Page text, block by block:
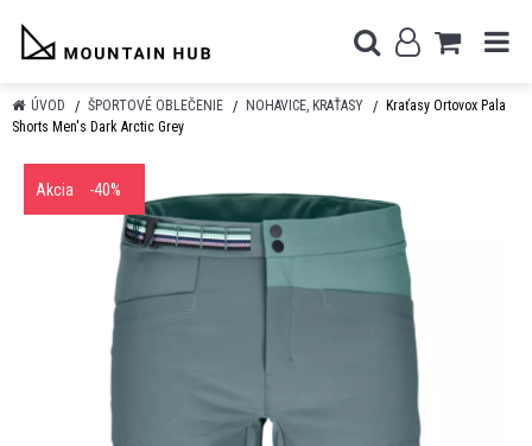
ÚVOD ŠPORTOVÉ OBLEČENIE NOHAVICE, KRAŤASY
Kraťasy Ortovox Pala
Shorts Men's Dark Arctic Grey
Akcia -40%